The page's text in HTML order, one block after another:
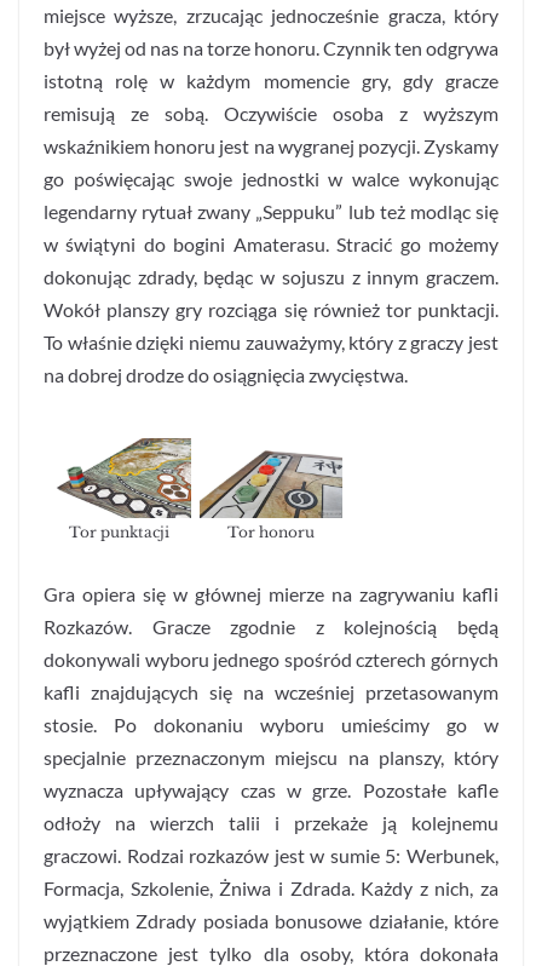
miejsce wyższe, zrzucając jednocześnie gracza, który
był wyżej od nas na torze honoru. Czynnik ten odgrywa
istotną rolę w każdym momencie gry, gdy gracze
remisują ze sobą. Oczywiście osoba z wyższym
wskaźnikiem honoru jest na wygranej pozycji. Zyskamy
go poświęcając swoje jednostki w walce wykonując
legendarny rytuał zwany „Seppuku” lub też modląc się
w świątyni do bogini Amaterasu. Stracić go możemy
dokonując zdrady, będąc w sojuszu z innym graczem.
Wokół planszy gry rozciąga się również tor punktacji.
To właśnie dzięki niemu zauważymy, który z graczy jest
na dobrej drodze do osiągnięcia zwycięstwa.
Tor punktacji Tor honoru
Gra opiera się w głównej mierze na zagrywaniu kafli
Rozkazów. Gracze zgodnie z kolejnością będą
dokonywali wyboru jednego spośród czterech górnych
kafli znajdujących się na wcześniej przetasowanym
stosie. Po dokonaniu wyboru umieścimy go w
specjalnie przeznaczonym miejscu na planszy, który
wyznacza upływający czas w grze. Pozostałe kafle
odłoży na wierzch talii i przekaże ją kolejnemu
graczowi. Rodzai rozkazów jest w sumie 5: Werbunek,
Formacja, Szkolenie, Żniwa i Zdrada. Każdy z nich, za
wyjątkiem Zdrady posiada bonusowe działanie, które
przeznaczone jest tylko dla osoby, która dokonała